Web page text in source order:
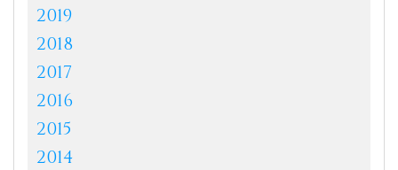
2019
2018
2017
2016
2015
2014